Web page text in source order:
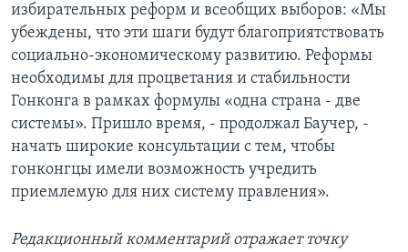
избирательных реформ и всеобщих выборов: «Мы
убеждены, что эти шаги будут благоприятствовать
социально-экономическому развитию. Реформы
необходимы для процветания и стабильности
Гонконга в рамках формулы «одна страна - две
системы». Пришло время, - продолжал Баучер, -
начать широкие консультации с тем, чтобы
гонконгцы имели возможность учредить
приемлемую для них систему правления».
Редакционный комментарий отражает точку